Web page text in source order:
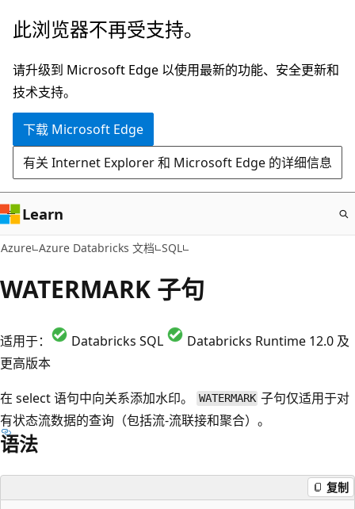
跳
主
要
内
此浏览器不再受支持。
请升级到 Microsoft Edge 以使用最新的功能、安全更新和
技术支持。
下载 Microsoft Edge
有关 Internet Explorer 和 Microsoft Edge 的详细信息
Learn
Azure Azure Databricks 文档 SQL
WATERMARK 子句
适用于： Databricks SQL
Databricks Runtime 12.0 及
更高版本
在 select 语句中向关系添加水印。
WATERMARK 子句仅适用于对
有状态流数据的查询（包括流-流联接和聚合）。
语法
复制